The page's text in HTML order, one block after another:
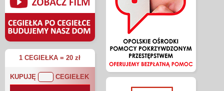
1 CEGIEŁKA = 20 zł
KUPUJĘ CEGIEŁEK